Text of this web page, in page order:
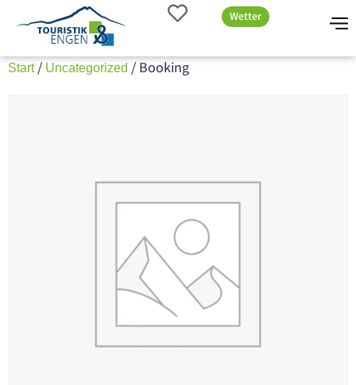
Wetter
Start/ Uncategorized / Booking